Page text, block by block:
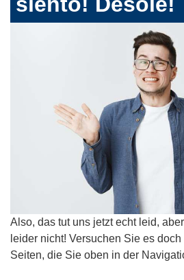
Also, das tut uns jetzt echt leid,
leider nicht! Versuchen Sie es
Seiten, die Sie oben in der